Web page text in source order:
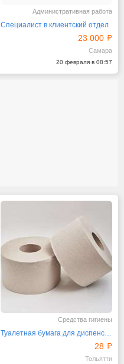
Административная работа
Специалист в клиентский отдел
23 000
Самара
20 февраля в 08:57
Средства гигиены
Туалетная бумага для диспенсеров 200 м
28
Тольятти